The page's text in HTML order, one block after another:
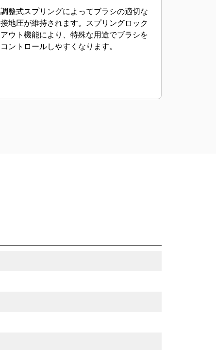
調整式スプリングによってブラシの適切な
接地圧が維持されます。スプリングロック
アウト機能により、特殊な用途でブラシを
コントロールしやすくなります。